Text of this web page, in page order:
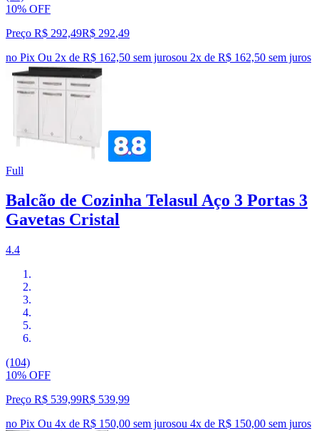
10% OFF
Preço R$ 292,49R$ 292,49
no Pix Ou 2x de R$ 162,50 sem jurosou 2x de R$ 162,50 sem juros
Full
Balcão de Cozinha Telasul Aço 3 Portas 3
Gavetas Cristal
4.4
(104)
10% OFF
Preço R$ 539,99R$ 539,99
no Pix Ou 4x de R$ 150,00 sem jurosou 4x de R$ 150,00 sem juros